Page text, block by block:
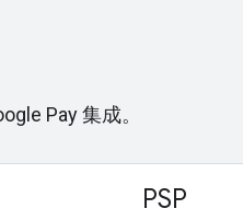
Pay 集成。
PSP